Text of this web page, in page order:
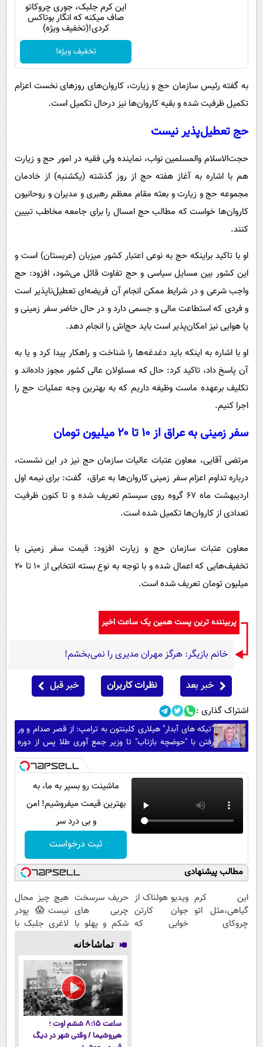
این کرم جلبک، جوری چروکاتو
صاف میکنه که انگار بوتاکس
کردی!(تخفیف ویژه)
تخفیف ویژه!
به گفته رئیس سازمان حج و زیارت، کاروان‌های روزهای نخست اعزام
تکمیل ظرفیت شده و بقیه کاروان‌ها نیز درحال تکمیل است.
حج تعطیل‌پذیر نیست
حجت‌الاسلام والمسلمین نواب، نماینده ولی فقیه در امور حج و زیارت
هم با اشاره به آغاز هفته حج از روز گذشته (یکشنبه) از خادمان
مجموعه حج و زیارت و بعثه مقام معظم رهبری و مدیران و روحانیون
کاروان‌ها خواست که مطالب حج امسال را برای جامعه مخاطب تبیین
کنند.
او با تاکید براینکه حج به نوعی اعتبار کشور میزبان (عربستان) است و
این کشور بین مسایل سیاسی و حج تفاوت قائل می‌شود، افزود: حج
واجب شرعی و در شرایط ممکن انجام آن فریضه‌ای تعطیل‌ناپذیر است
و فردی که استطاعت مالی و جسمی دارد و در حال حاضر سفر زمینی و
یا هوایی نیز امکان‌پذیر است باید حج‌اش را انجام دهد.
او با اشاره به اینکه باید دغدغه‌ها را شناخت و راهکار پیدا کرد و یا به
آن پاسخ داد، تاکید کرد: حال که مسئولان عالی کشور مجوز داده‌اند و
تکلیف برعهده ماست وظیفه داریم که به بهترین وجه عملیات حج را
اجرا کنیم.
سفر زمینی به عراق از ۱۰ تا ۲۰ میلیون تومان
مرتضی آقایی، معاون عتبات عالیات سازمان حج نیز در این نشست،
درباره تداوم اعزام سفر زمینی کاروان‌ها به عراق، ‌ گفت: برای نیمه اول
اردیبهشت ماه ۶۷ گروه روی سیستم تعریف شده و تا کنون ظرفیت
تعدادی از کاروان‌ها تکمیل شده است.
معاون عتبات سازمان حج و زیارت افزود: قیمت سفر زمینی با
تخفیف‌هایی که اعمال شده و با توجه به نوع بسته انتخابی از ۱۰ تا ۲۰
میلیون تومان تعریف شده است.
پربیننده ترین پست همین یک ساعت اخیر
خانم بازیگر: هرگز مهران مدیری را نمی‌بخشم!
خبر بعد نظرات کاربران خبر قبل
اشتراک گذاری :
"تیکه های آبدار" هیلاری کلینتون به ترامپ: از قصر صدام و ور
رفتن با "حوضچه بازتاب" تا وزیر جمع آوری طلا پس از دوره
ترامپ!
ماشینت رو بسپر به ما، به
بهترین قیمت میفروشیم! امن
و بی درد سر
ثبت درخواست
مطالب پیشنهادی
این کرم
گیاهی،مثل اتو
چروکای
ویدیو هولناک از
جوان کارتن
خوابی که
حریف سرسخت
چربی های
شکم و پهلو با
تخفیف ویژه ی
جام جهانی
هیچ چیز محال
نیست😱 پودر
لاغری جلبک با
تماشاخانه
ساعت ۸:۱۵ ششم اوت ؛
هیروشیما / وقتی شهر در دیگ